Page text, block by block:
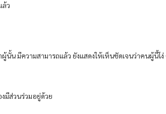
ล้ว
มีความสามารถแล้ว ยังแสดงให้เห็นชัดเจนว่าคนผู้นี้โง่
มีส่วนร่วมอยู่ด้วย